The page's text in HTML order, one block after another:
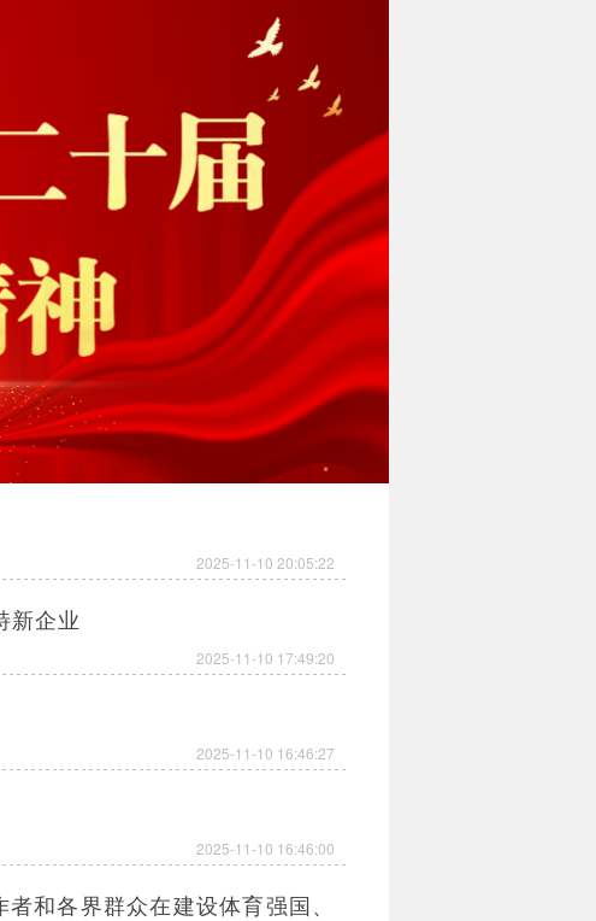
2025-11-10 20:05:22
新企业
2025-11-10 17:49:20
2025-11-10 16:46:27
2025-11-10 16:46:00
和各界群众在建设体育强国、